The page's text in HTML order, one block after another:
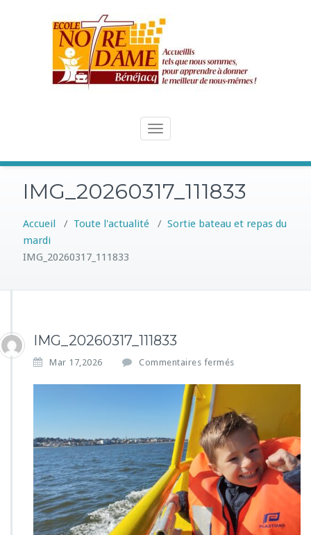
Toggle
IMG_20260317_111833
Accueil / Toute l'actualité / Sortie bateau et repas du
mardi
IMG_20260317_111833
IMG_20260317_111833
Mar 17,2026 Commentaires fermés
M
G
_
2
0
2
6
0
3